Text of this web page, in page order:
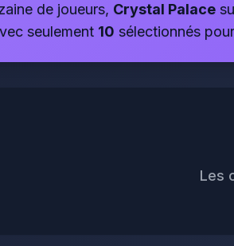
de joueurs, Crystal Palace
seulement 10 sélectionnés
Les